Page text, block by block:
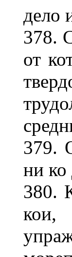
дело
378.
от
379.
ни ко
380.
кои,